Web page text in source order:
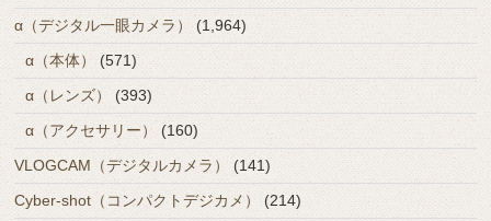
α（デジタル一眼カメラ）
(1,964)
α（本体）
(571)
α（レンズ）
(393)
α（アクセサリー）
(160)
VLOGCAM（デジタルカメラ）
(141)
Cyber-shot（コンパクトデジカメ）
(214)